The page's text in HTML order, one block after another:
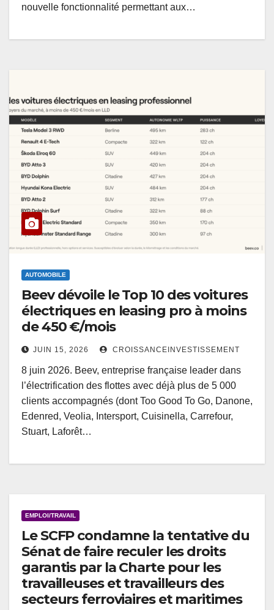
nouvelle fonctionnalité permettant aux…
AUTOMOBILE
Beev dévoile le Top 10 des voitures
électriques en leasing pro à moins
de 450 €/mois
JUIN 15, 2026 CROISSANCEINVESTISSEMENT
8 juin 2026. Beev, entreprise française leader dans
l’électrification des flottes avec déjà plus de 5 000
clients accompagnés (dont Too Good To Go, Danone,
Edenred, Veolia, Intersport, Cuisinella, Carrefour,
Stuart, Laforêt…
EMPLOI/TRAVAIL
Le SCFP condamne la tentative du
Sénat de faire reculer les droits
garantis par la Charte pour les
travailleuses et travailleurs des
secteurs ferroviaires et maritimes